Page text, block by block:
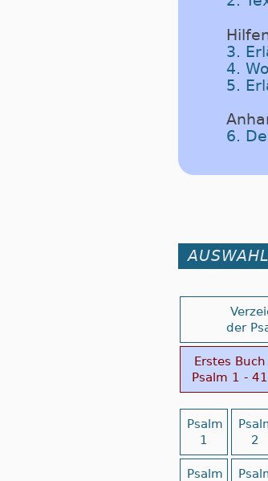
3.
4.
5.
6.
der
Erstes Buch
Psalm 1 - 41
Psalm
1
2
Psalm